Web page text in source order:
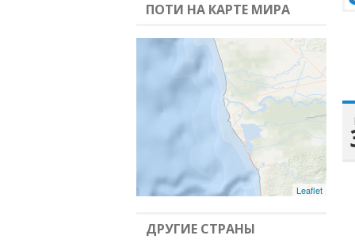
ПОТИ НА КАРТЕ МИРА
Leaflet
ДРУГИЕ СТРАНЫ